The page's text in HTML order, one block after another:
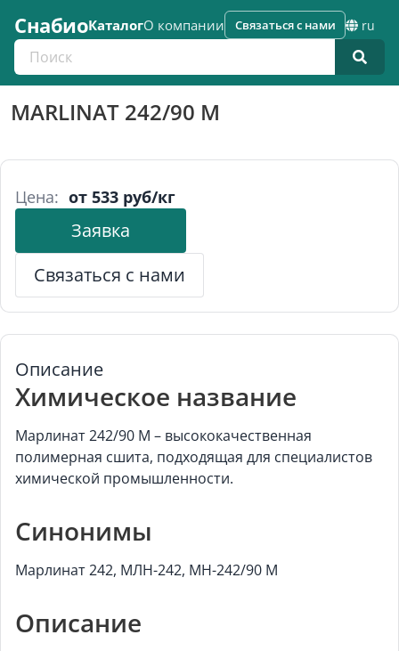
СнабиоКаталогО компании
Поиск по каталогу
Связаться с нами ru
MARLINAT 242/90 M
Цена: от 533 руб/кг
Заявка
Связаться с нами
Описание
Химическое название
Марлинат 242/90 M – высококачественная
полимерная сшита, подходящая для специалистов
химической промышленности.
Синонимы
Марлинат 242, МЛН-242, МН-242/90 M
Описание